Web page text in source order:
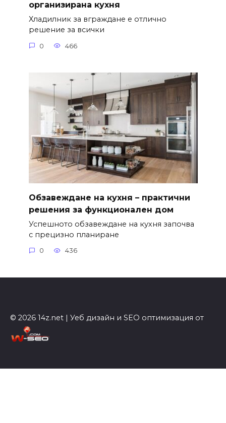
организирана кухня
Хладилник за вграждане е отлично
решение за всички
0 466
Обзавеждане на кухня – практични
решения за функционален дом
Успешното обзавеждане на кухня започва
с прецизно планиране
0 436
© 2026 14z.net | Уеб дизайн и SEO оптимизация от